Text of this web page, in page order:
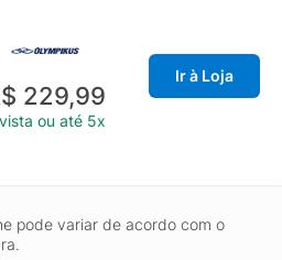
229,99
ou até 5x
Ir à Loja
pode variar de acordo com o